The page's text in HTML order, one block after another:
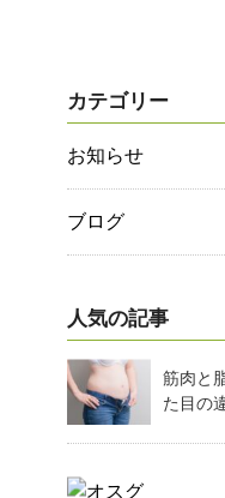
カテゴリー
お知らせ
ブログ
人気の記事
筋肉と
た目の